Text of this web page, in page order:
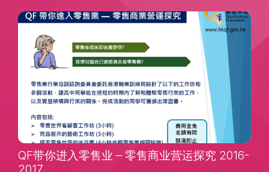
QF带你进入零售业 – 零售商业营运探究 2016-
2017